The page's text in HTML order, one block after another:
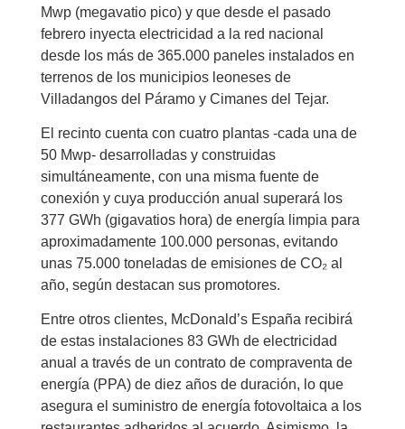
Mwp (megavatio pico) y que desde el pasado
febrero inyecta electricidad a la red nacional
desde los más de 365.000 paneles instalados en
terrenos de los municipios leoneses de
Villadangos del Páramo y Cimanes del Tejar.
El recinto cuenta con cuatro plantas -cada una de
50 Mwp- desarrolladas y construidas
simultáneamente, con una misma fuente de
conexión y cuya producción anual superará los
377 GWh (gigavatios hora) de energía limpia para
aproximadamente 100.000 personas, evitando
unas 75.000 toneladas de emisiones de CO₂ al
año, según destacan sus promotores.
Entre otros clientes, McDonald’s España recibirá
de estas instalaciones 83 GWh de electricidad
anual a través de un contrato de compraventa de
energía (PPA) de diez años de duración, lo que
asegura el suministro de energía fotovoltaica a los